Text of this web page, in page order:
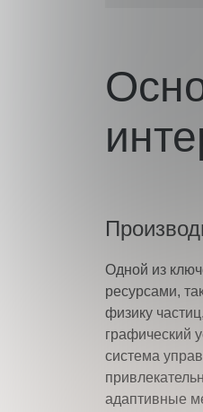
Одной из
ресурсами,
физику
графический
система
адаптивные